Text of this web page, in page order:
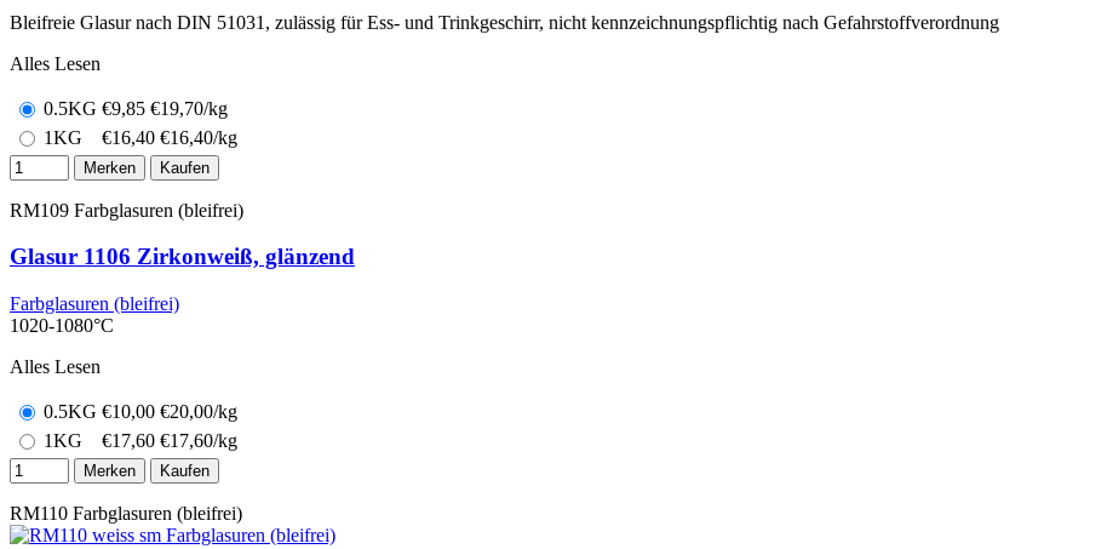
Bleifreie Glasur nach DIN 51031, zulässig für Ess- und Trinkgeschirr, nicht kennzeichnungspflichtig nach Gefahrstoffverordnung
Alles Lesen
0.5KG €9,85 €19,70/kg
1KG
€16,40 €16,40/kg
Merken Kaufen
RM109 Farbglasuren (bleifrei)
Glasur 1106 Zirkonweiß, glänzend
Farbglasuren (bleifrei)
1020-1080°C
Alles Lesen
0.5KG €10,00 €20,00/kg
1KG
€17,60 €17,60/kg
Merken Kaufen
RM110 Farbglasuren (bleifrei)